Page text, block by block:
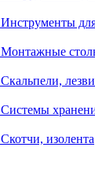
Инструменты
Монтажные
Скальпели,
Системы
Скотчи, изолента